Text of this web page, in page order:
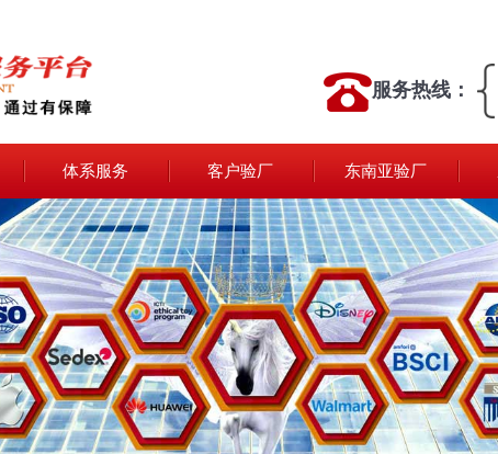
服务热线：
体系服务 客户验厂 东南亚验厂